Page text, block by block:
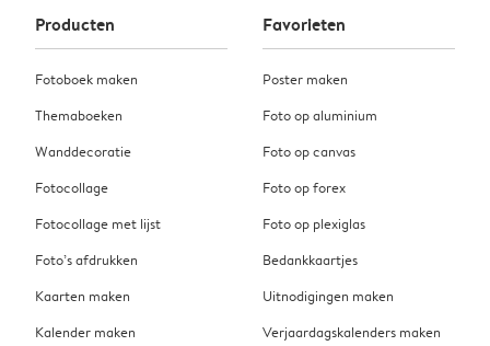
Producten
Fotoboek maken
Themaboeken
Wanddecoratie
Fotocollage
Fotocollage met lijst
Foto’s afdrukken
Kaarten maken
Kalender maken
Favorieten
Poster maken
Foto op aluminium
Foto op canvas
Foto op forex
Foto op plexiglas
Bedankkaartjes
Uitnodigingen maken
Verjaardagskalenders maken